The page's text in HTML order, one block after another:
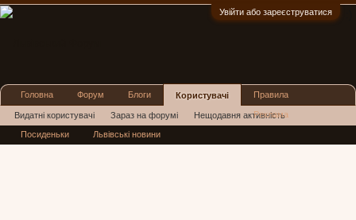
Увійти або зареєструватися
Головна Форум Блоги Користувачі
Видатні користувачі Зараз на форумі Нещодавня активність
Нові повідомлення профілю
Правила
Реклама
Посиденьки Львівські новини